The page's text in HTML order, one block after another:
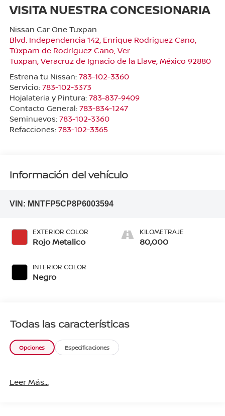
VISITA NUESTRA CONCESIONARIA
Nissan Car One Tuxpan
Blvd. Independencia 142, Enrique Rodriguez Cano,
Túxpam de Rodríguez Cano, Ver.
Tuxpan Veracruz de Ignacio de la Llave , México 92880
Estrena tu Nissan: 783-102-3360
Servicio: 783-102-3373
Hojalateria y Pintura: 783-837-9409
Contacto General: 783-834-1247
Seminuevos: 783-102-3360
Refacciones: 783-102-3365
Información del vehículo
VIN: MNTFP5CP8P6003594
EXTERIOR COLOR
Rojo Metalico
INTERIOR COLOR
Negro
KILOMETRAJE
80,000
Todas las características
Opciones Especificaciones
Leer Más...